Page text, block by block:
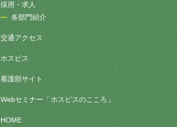
採用・求人
各部門紹介
交通アクセス
ホスピス
看護部サイト
Webセミナー「ホスピスのこころ」
HOME